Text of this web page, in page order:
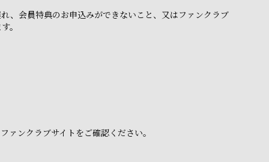
、会員特典のお申込みができないこと、又はファンクラブ
。
ンクラブサイトをご確認ください。